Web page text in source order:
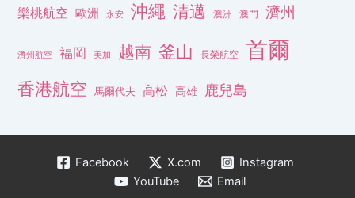
樂桃航空 歐洲 永安 沖繩 清邁 澳洲 澳門 濟州
濟州航空 福岡 美加 越南 釜山 長榮航空 首爾
香港航空 馬爾代夫 高松 高雄 鹿兒島
Facebook X.com
Instagram
YouTube
Email